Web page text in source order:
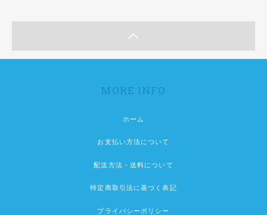
MORE INFO
ホーム
お支払い方法について
配送方法・送料について
特定商取引法に基づく表記
プライバシーポリシー